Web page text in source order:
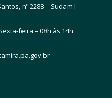
nº 2288 – Sudam I
feira – 08h às 14h
gov.br